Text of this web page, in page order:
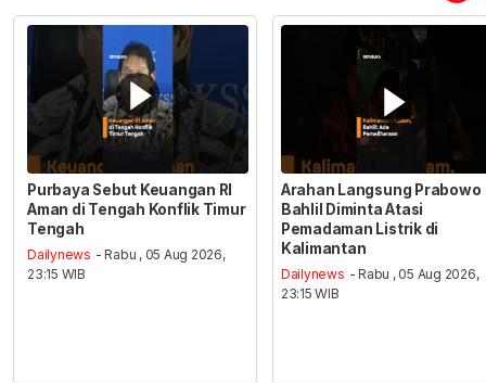
Purbaya Sebut Keuangan RI
Aman di Tengah Konflik Timur
Tengah
Dailynews - Rabu , 05 Aug 2026,
23:15 WIB
Arahan Langsung Prabowo
Bahlil Diminta Atasi
Pemadaman Listrik di
Kalimantan
Dailynews - Rabu , 05 Aug 2026,
23:15 WIB